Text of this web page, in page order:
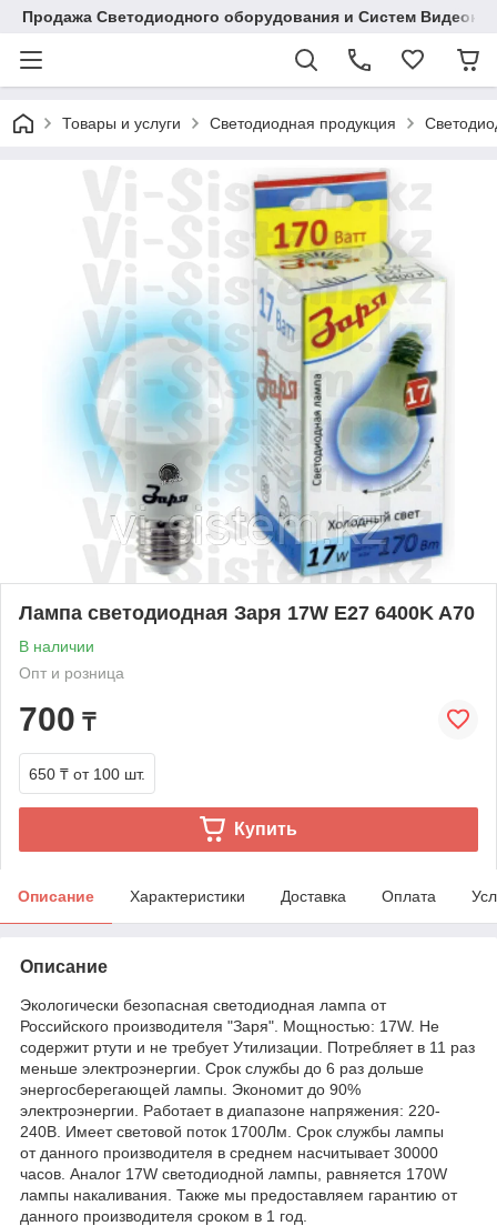
Продажа Светодиодного оборудования и Систем
Товары и услуги Светодиодная продукция
Лампа светодиодная Заря 17W E27 6400K A70
В наличии
Опт и розница
700 ₸
650 ₸ от 100 шт.
Купить
Описание Характеристики Доставка Оплата
Описание
Экологически безопасная светодиодная лампа от
Российского производителя "Заря". Мощностью: 17W. Не
содержит ртути и не требует Утилизации. Потребляет в 11 раз
меньше электроэнергии. Срок службы до 6 раз дольше
энергосберегающей лампы. Экономит до 90%
электроэнергии. Работает в диапазоне напряжения: 220-
240В. Имеет световой поток 1700Лм. Срок службы лампы
от данного производителя в среднем насчитывает 30000
часов. Аналог 17W светодиодной лампы, равняется 170W
лампы накаливания. Также мы предоставляем гарантию от
данного производителя сроком в 1 год.